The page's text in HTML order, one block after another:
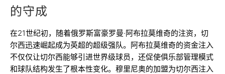
的守成
在21世纪初，随着俄罗斯富豪罗曼·阿布拉莫维奇的注资，切
尔西迅速崛起成为英超的超级强队。阿布拉莫维奇的资金注入
不仅仅让切尔西能够引进世界级球员，还促使俱乐部管理模式
和球队结构发生了根本性变化。穆里尼奥的加盟为切尔西注入